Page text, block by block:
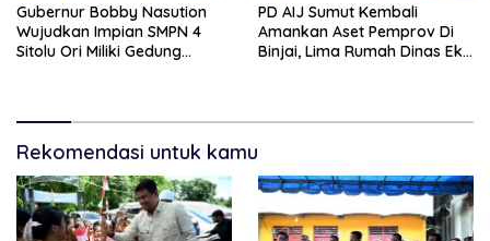
Gubernur Bobby Nasution
Wujudkan Impian SMPN 4
Sitolu Ori Miliki Gedung
PD AIJ Sumut Kembali
Amankan Aset Pemprov Di
Binjai, Lima Rumah Dinas Eks
Rekomendasi untuk kamu